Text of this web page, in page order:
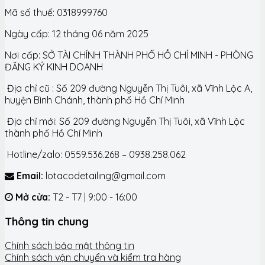
Mã số thuế: 0318999760
Ngày cấp: 12 tháng 06 năm 2025
Nơi cấp: SỞ TÀI CHÍNH THÀNH PHỐ HỒ CHÍ MINH - PHÒNG
ĐĂNG KÝ KINH DOANH
Địa chỉ cũ : Số 209 đường Nguyễn Thị Tuôi, xã Vĩnh Lộc A,
huyện Bình Chánh, thành phố Hồ Chí Minh
Địa chỉ mới: Số 209 đường Nguyễn Thị Tuôi, xã Vĩnh Lộc
thành phố Hồ Chí Minh
Hotline/zalo: 0559.536.268 – 0938.258.062
Email: lotacodetailing@gmail.com
Mở cửa: T2 - T7 | 9:00 - 16:00
Thông tin chung
Chính sách bảo mật thông tin
Chính sách vận chuyển và kiểm tra hàng